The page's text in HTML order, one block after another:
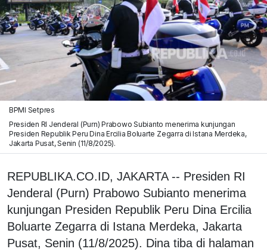
BPMI Setpres
Presiden RI Jenderal (Purn) Prabowo Subianto menerima kunjungan
Presiden Republik Peru Dina Ercilia Boluarte Zegarra di Istana Merdeka,
Jakarta Pusat, Senin (11/8/2025).
REPUBLIKA.CO.ID, JAKARTA -- Presiden RI
Jenderal (Purn) Prabowo Subianto menerima
kunjungan Presiden Republik Peru Dina Ercilia
Boluarte Zegarra di Istana Merdeka, Jakarta
Pusat, Senin (11/8/2025). Dina tiba di halaman